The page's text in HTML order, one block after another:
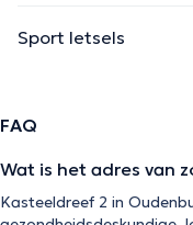
Sport letsels
FAQ
Wat is het adres van
Kasteeldreef 2 in